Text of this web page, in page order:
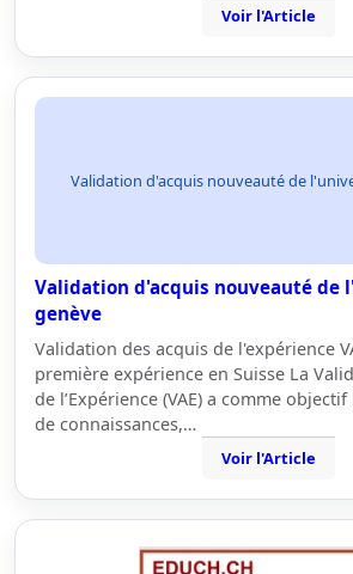
Voir l'Article
Validation d'acquis nouveauté de
Validation d'acquis nouveauté de
genève
Validation des acquis de l'expérience
première expérience en Suisse La
de l’Expérience (VAE) a comme
de connaissances,…
Voir l'Article